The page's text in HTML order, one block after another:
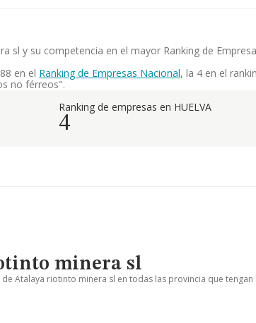
sl y su competencia en el mayor Ranking de
en el Ranking de Empresas Nacional, la 4 en el
no férreos".
Ranking de empresas en HUELVA
4
minera sl
Atalaya riotinto minera sl en todas las provincia que tengan